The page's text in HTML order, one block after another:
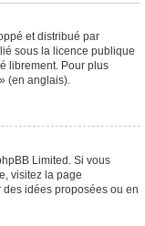
et distribué par
sous la licence publique
librement. Pour plus
» (en anglais).
Limited. Si vous
visitez la page
idées proposées ou en